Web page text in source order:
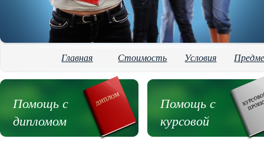
Главная Стоимость Условия
Помощь с
дипломом
Помощь с
курсовой